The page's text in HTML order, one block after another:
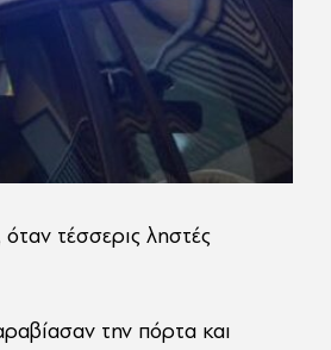
τέσσερις ληστές
την πόρτα και